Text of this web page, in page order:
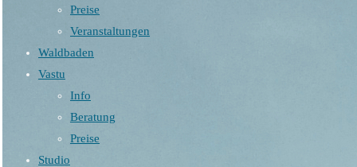
Preise
Veranstaltungen
Waldbaden
Vastu
Info
Beratung
Preise
Studio